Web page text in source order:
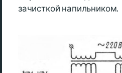
зачисткой напильником.